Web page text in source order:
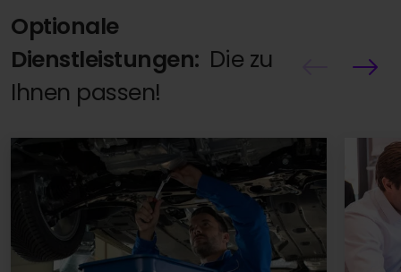
Optionale
Dienstleistungen: Die zu
Ihnen passen!